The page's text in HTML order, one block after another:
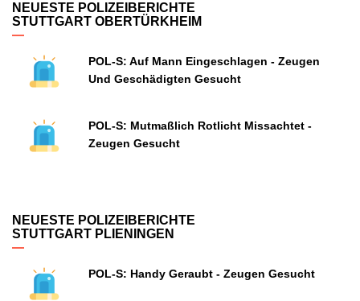
NEUESTE POLIZEIBERICHTE
STUTTGART OBERTÜRKHEIM
POL-S: Auf Mann Eingeschlagen - Zeugen
Und Geschädigten Gesucht
POL-S: Mutmaßlich Rotlicht Missachtet -
Zeugen Gesucht
NEUESTE POLIZEIBERICHTE
STUTTGART PLIENINGEN
POL-S: Handy Geraubt - Zeugen Gesucht